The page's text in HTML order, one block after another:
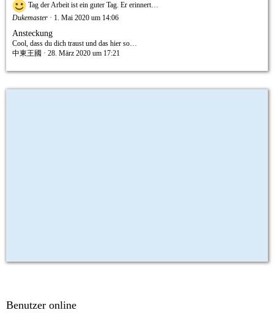
Tag der Arbeit ist ein guter Tag. Er erinnert…
Dukemaster
1. Mai 2020 um 14:06
Ansteckung
Cool, dass du dich traust und das hier so…
中東王國
28. März 2020 um 17:21
Benutzer online